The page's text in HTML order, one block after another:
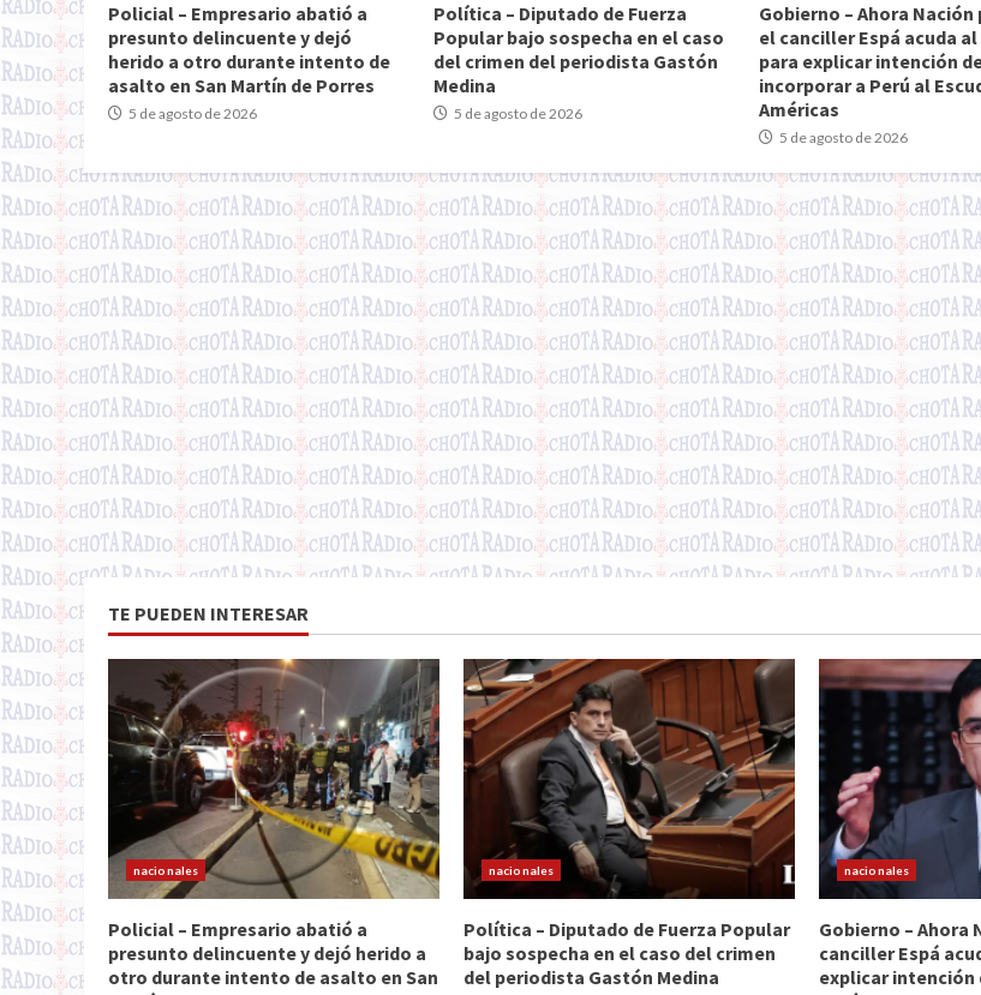
Policial – Empresario abatió a
presunto delincuente y dejó
herido a otro durante intento de
asalto en San Martín de Porres
5 de agosto de 2026
Política – Diputado de Fuerza
Popular bajo sospecha en el caso
del crimen del periodista Gastón
Medina
5 de agosto de 2026
Gobierno – Ahora Nación
el canciller Espá acuda al
para explicar intención
incorporar a Perú al
Américas
5 de agosto de 2026
TE PUEDEN INTERESAR
nacionales
Policial – Empresario abatió a
presunto delincuente y dejó herido a
otro durante intento de asalto en San
nacionales
Política – Diputado de Fuerza Popular
bajo sospecha en el caso del crimen
del periodista Gastón Medina
nacionales
Gobierno – Ahora
canciller Espá
explicar intención